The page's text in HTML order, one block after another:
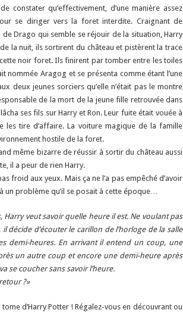
constater qu’effectivement, d’une manière assez
se diriger vers la foret interdite. Craignant de
Drago qui semble se réjouir de la situation, Harry
la nuit, ils sortirent du château et pistèrent la trace
noir foret. Ils finirent par tomber entre les toiles
nommée Aragog et se présenta comme étant l’une
deux jeunes sorciers qu’elle n’était pas le montre
de la mort de la jeune fille retrouvée dans
ses fils sur Harry et Ron. Leur fuite était vouée à
les tire d’affaire. La voiture magique de la famille
hostile de la foret.
même bizarre de réussir à sortir du château aussi
il a peur de rien Harry.
froid aux yeux. Mais ça ne l’a pas empêché d’avoir
un problème qu’il se posait à cette époque…
veut savoir quelle heure il est. Ne voulant pas
décide d’écouter le carillon de l’horloge de la salle
demi-heures. En arrivant il entend un coup, une
un autre coup et encore une demi-heure après
se coucher sans savoir l’heure.
?»
d’Harry Potter ! Régalez-vous en découvrant ou